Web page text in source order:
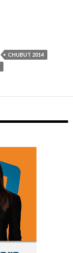
CHUBUT 2014